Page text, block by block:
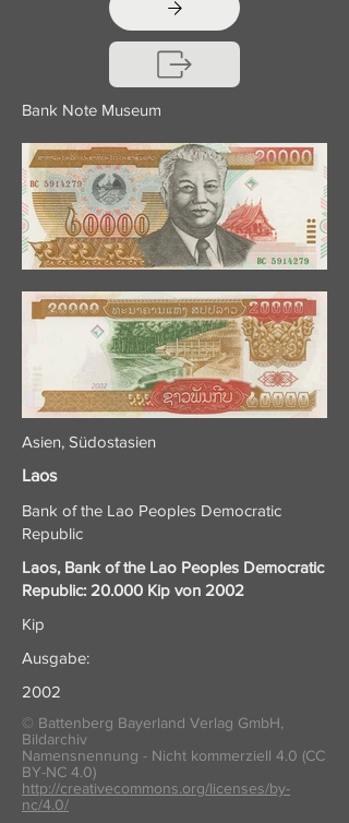
Bank Note Museum
Asien, Südostasien
Laos
Bank of the Lao Peoples Democratic
Republic
Laos, Bank of the Lao Peoples Democratic
Republic: 20.000 Kip von 2002
Kip
Ausgabe:
2002
© Battenberg Bayerland Verlag GmbH,
Bildarchiv
Namensnennung - Nicht kommerziell 4.0 (CC
BY-NC 4.0)
http://creativecommons.org/licenses/by-
nc/4.0/